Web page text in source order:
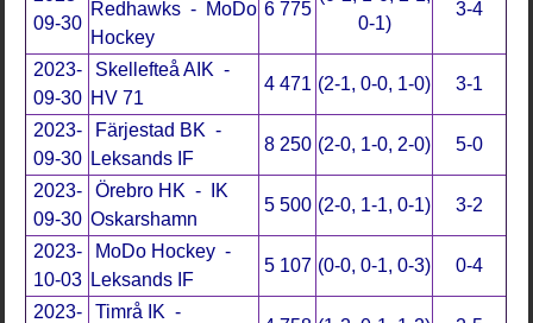
09-30
Redhawks - MoDo
Hockey
6 775
0-1)
3-4
2023-
09-30
Skellefteå AIK -
HV 71
4 471 (2-1, 0-0, 1-0) 3-1
2023-
09-30
Färjestad BK -
Leksands IF
8 250 (2-0, 1-0, 2-0) 5-0
2023-
09-30
Örebro HK - IK
Oskarshamn
5 500 (2-0, 1-1, 0-1) 3-2
2023-
10-03
MoDo Hockey -
Leksands IF
5 107 (0-0, 0-1, 0-3) 0-4
2023-
Timrå IK -